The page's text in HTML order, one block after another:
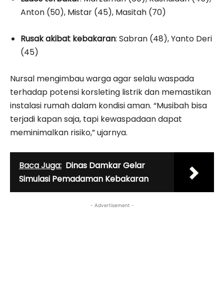
Anton (50), Mistar (45), Masitah (70)
Rusak akibat kebakaran: Sabran (48), Yanto Deri
(45)
Nursal mengimbau warga agar selalu waspada
terhadap potensi korsleting listrik dan memastikan
instalasi rumah dalam kondisi aman. “Musibah bisa
terjadi kapan saja, tapi kewaspadaan dapat
meminimalkan risiko,” ujarnya.
Baca Juga: Dinas Damkar Gelar
Simulasi Pemadaman Kebakaran
- Advertisement -